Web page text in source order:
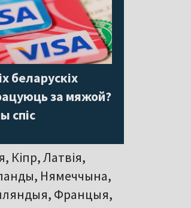
беларускіх
за мяжой?
спіс
Кіпр, Латвія,
Нямеччына,
Францыя,